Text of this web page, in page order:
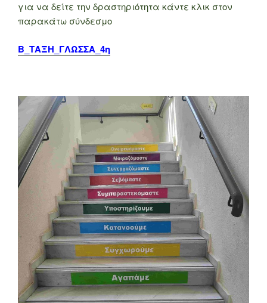
για να δείτε την δραστηριότητα κάντε κλικ στον
παρακάτω σύνδεσμο
Β_ΤΑΞΗ_ΓΛΩΣΣΑ_4η